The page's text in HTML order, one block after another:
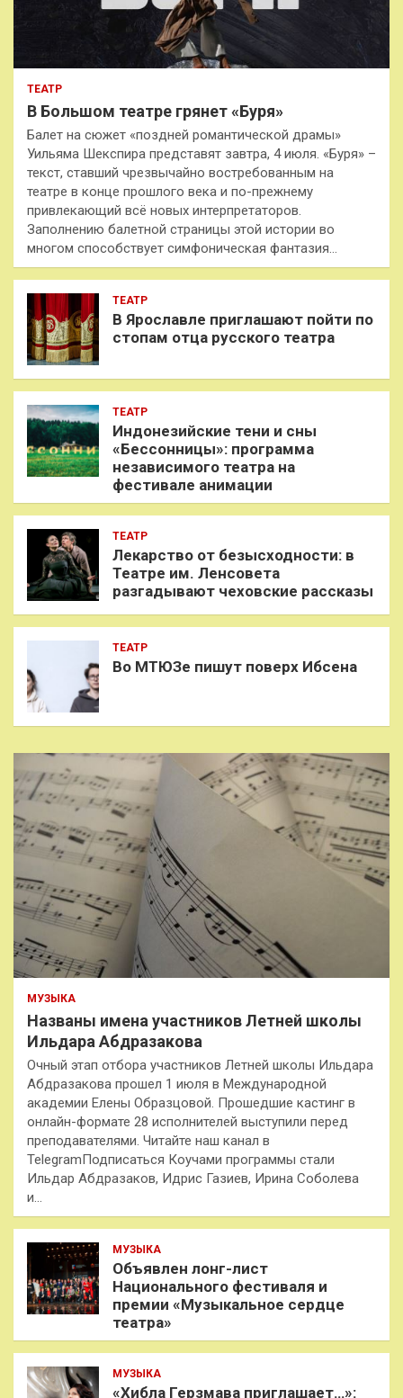
ТЕАТР
В Большом театре грянет «Буря»
Балет на сюжет «поздней романтической драмы»
Уильяма Шекспира представят завтра, 4 июля. «Буря» –
текст, ставший чрезвычайно востребованным на
театре в конце прошлого века и по-прежнему
привлекающий всё новых интерпретаторов.
Заполнению балетной страницы этой истории во
многом способствует симфоническая фантазия…
ТЕАТР
В Ярославле приглашают пойти по
стопам отца русского театра
ТЕАТР
Индонезийские тени и сны
«Бессонницы»: программа
независимого театра на
фестивале анимации
ТЕАТР
Лекарство от безысходности: в
Театре им. Ленсовета
разгадывают чеховские рассказы
ТЕАТР
Во МТЮЗе пишут поверх Ибсена
МУЗЫКА
Названы имена участников Летней школы
Ильдара Абдразакова
Очный этап отбора участников Летней школы Ильдара
Абдразакова прошел 1 июля в Международной
академии Елены Образцовой. Прошедшие кастинг в
онлайн-формате 28 исполнителей выступили перед
преподавателями. Читайте наш канал в
TelegramПодписаться Коучами программы стали
Ильдар Абдразаков, Идрис Газиев, Ирина Соболева
и…
МУЗЫКА
Объявлен лонг-лист
Национального фестиваля и
премии «Музыкальное сердце
театра»
МУЗЫКА
«Хибла Герзмава приглашает…»: